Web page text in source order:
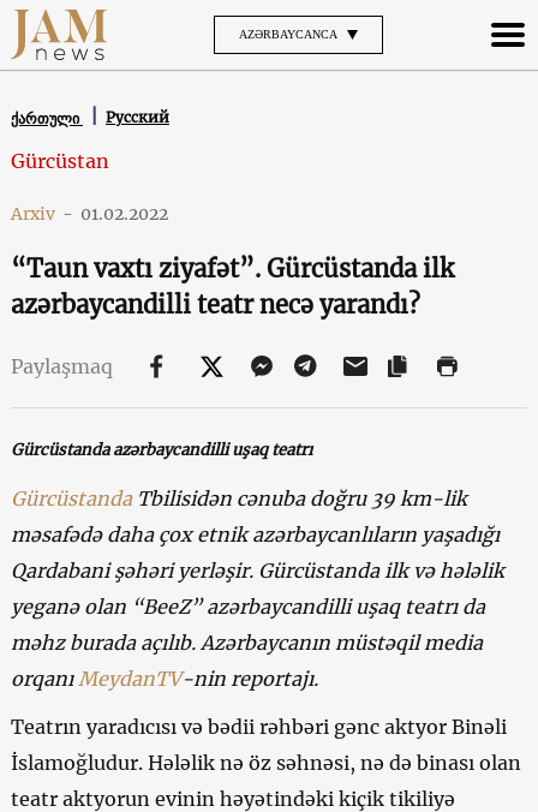
AZƏRBAYCANCA
ქართული Русский
Gürcüstan
Arxiv - 01.02.2022
“Taun vaxtı ziyafət”. Gürcüstanda ilk
azərbaycandilli teatr necə yarandı?
Paylaşmaq
Gürcüstanda azərbaycandilli uşaq teatrı
GürcüstandaTbilisidən cənuba doğru 39 km-lik
məsafədə daha çox etnik azərbaycanlıların yaşadığı
Qardabani şəhəri yerləşir. Gürcüstanda ilk və hələlik
yeganə olan “BeeZ” azərbaycandilli uşaq teatrı da
məhz burada açılıb. Azərbaycanın müstəqil media
orqanı MeydanTV-nin reportajı.
Teatrın yaradıcısı və bədii rəhbəri gənc aktyor Binəli
İslamoğludur. Hələlik nə öz səhnəsi, nə də binası olan
teatr aktyorun evinin həyətindəki kiçik tikiliyə